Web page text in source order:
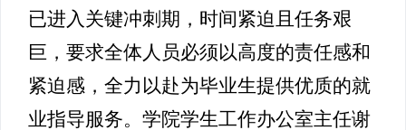
已进入关键冲刺期，时间紧迫且任务艰
巨，要求全体人员必须以高度的责任感和
紧迫感，全力以赴为毕业生提供优质的就
业指导服务。学院学生工作办公室主任谢